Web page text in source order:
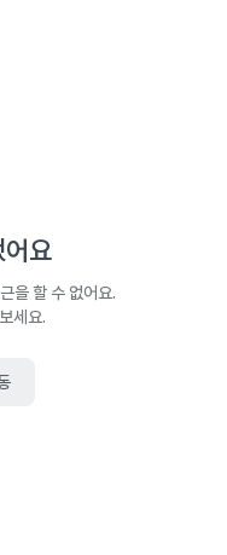
요
을 할 수 없어요.
세요.